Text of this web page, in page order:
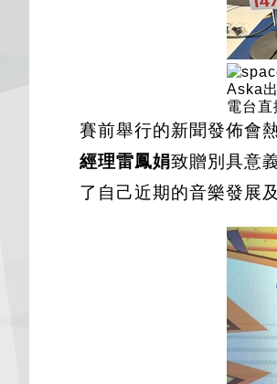
Aska
電台
賽前舉行的新聞發佈會
經理雷鳳娟致贈別具意
了自己近期的音樂發展